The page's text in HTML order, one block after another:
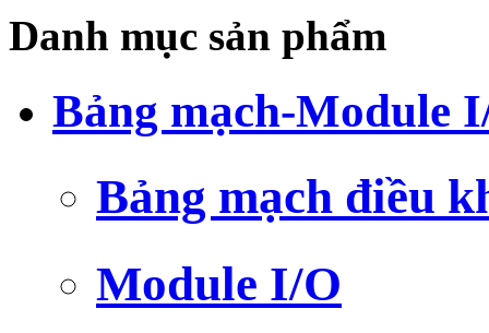
Danh mục sản phẩm
Bảng mạch-Module
Bảng mạch điều
Module I/O